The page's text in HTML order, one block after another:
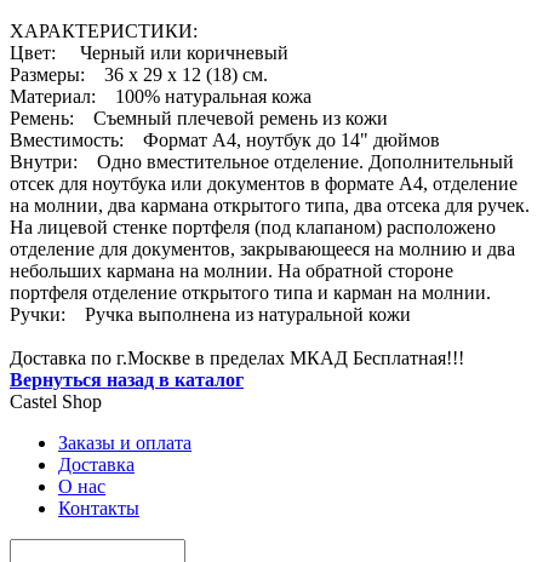
ХАРАКТЕРИСТИКИ:
Цвет: Черный или коричневый
Размеры: 36 х 29 х 12 (18) см.
Материал: 100% натуральная кожа
Ремень: Съемный плечевой ремень из кожи
Вместимость: Формат А4, ноутбук до 14" дюймов
Внутри: Одно вместительное отделение. Дополнительный
отсек для ноутбука или документов в формате А4, отделение
на молнии, два кармана открытого типа, два отсека для ручек.
На лицевой стенке портфеля (под клапаном) расположено
отделение для документов, закрывающееся на молнию и два
небольших кармана на молнии. На обратной стороне
портфеля отделение открытого типа и карман на молнии.
Ручки: Ручка выполнена из натуральной кожи
Доставка по г.Москве в пределах МКАД Бесплатная!!!
Вернуться назад в каталог
Castel Shop
Заказы и оплата
Доставка
О нас
Контакты